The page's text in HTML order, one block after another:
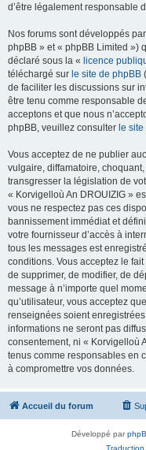
d’être légalement responsable
Nos forums sont développés
phpBB » et « phpBB Limited »)
déclaré sous la « licence
téléchargé sur le site de phpBB
de faciliter les discussions sur
être tenu comme responsable
acceptons et que nous
phpBB, veuillez consulter le
Vous acceptez de ne publier
vulgaire, diffamatoire,
transgresser la législation de
« Korvigelloù An DROUIZIG »
vous ne respectez pas ces
bannissement immédiat et
votre fournisseur d’accès à
tous les messages est
conditions. Vous acceptez le
de supprimer, de modifier, de
message à n’importe quel
qu’utilisateur, vous acceptez
renseignées soient
informations ne seront pas
consentement, ni « Korvigelloù
tenus comme responsables en
à compromettre vos données.
Accueil du forum
Développé par
Traduction